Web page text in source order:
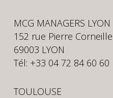
MCG MANAGERS LYON
152 rue Pierre Corneille
69003 LYON
Tél: +33 04 72 84 60 60
TOULOUSE